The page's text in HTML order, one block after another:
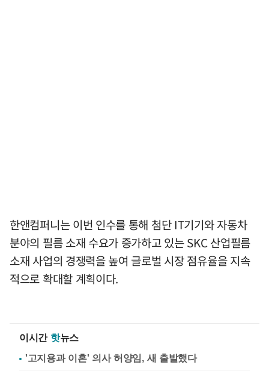
한앤컴퍼니는 이번 인수를 통해 첨단 IT기기와 자동차
분야의 필름 소재 수요가 증가하고 있는 SKC 산업필름
소재 사업의 경쟁력을 높여 글로벌 시장 점유율을 지속
적으로 확대할 계획이다.
이시간 핫뉴스
'고지용과 이혼' 의사 허양임, 새 출발했다